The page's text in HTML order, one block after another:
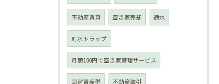
不動産賃貸 空き家売却 通水
封水トラップ
月額100円で空き家管理サービス
固定資産税 不動産取引